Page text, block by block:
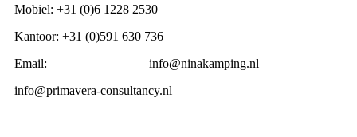
Mobiel: +31 (0)6 1228 2530
Kantoor: +31 (0)591 630 736
Email: info@ninakamping.nl
info@primavera-consultancy.nl